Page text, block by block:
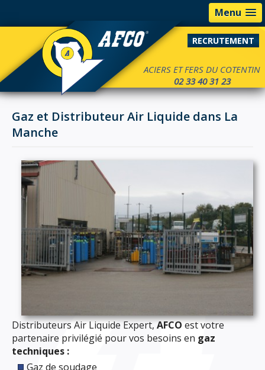
Menu
RECRUTEMENT
ACIERS ET FERS DU COTENTIN
02 33 40 31 23
Gaz et Distributeur Air Liquide dans La
Manche
Distributeurs Air Liquide Expert,AFCOest votre
partenaire privilégié pour vos besoins en gaz
techniques :
Gaz de soudage